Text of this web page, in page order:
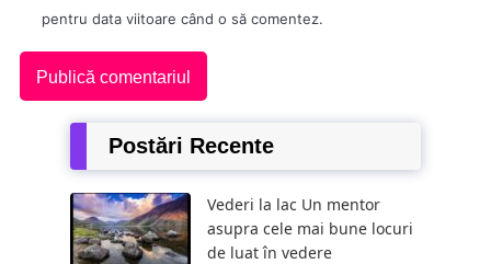
pentru data viitoare când o să comentez.
Postări Recente
Vederi la lac Un mentor
asupra cele mai bune locuri
de luat în vedere